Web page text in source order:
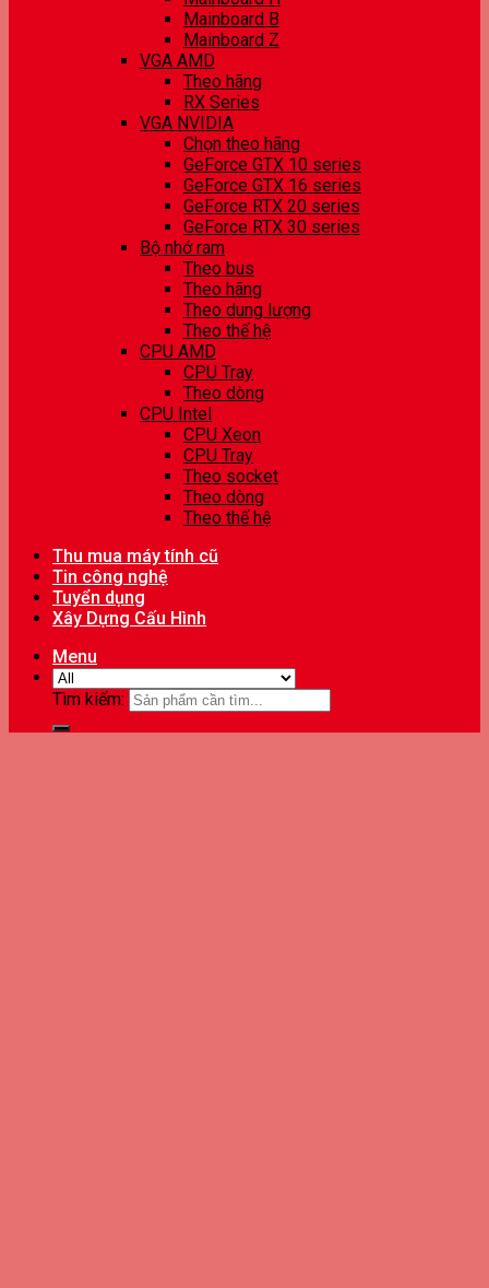
Mainboard B
Mainboard Z
VGA AMD
Theo hãng
RX Series
VGA NVIDIA
Chọn theo hãng
GeForce GTX 10 series
GeForce GTX 16 series
GeForce RTX 20 series
GeForce RTX 30 series
Bộ nhớ ram
Theo bus
Theo hãng
Theo dung lượng
Theo thế hệ
CPU AMD
CPU Tray
Theo dòng
CPU Intel
CPU Xeon
CPU Tray
Theo socket
Theo dòng
Theo thế hệ
Thu mua máy tính cũ
Tin công nghệ
Tuyển dụng
Xây Dựng Cấu Hình
Menu
Tìm kiếm: